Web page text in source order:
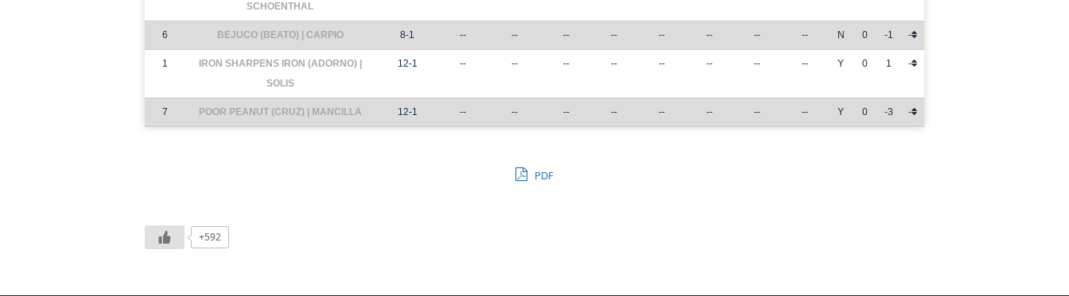
SCHOENTHAL
6 BEJUCO (BEATO) | CARPIO 8-1 -- -- -- -- -- -- -- -- N 0 -1 -
1
IRON SHARPENS IRON (ADORNO) |
SOLIS
12-1 -- -- -- -- -- -- -- -- Y 0 1 -
7 POOR PEANUT (CRUZ) | MANCILLA 12-1 -- -- -- -- -- -- -- -- Y 0 -3 -
PDF
+592